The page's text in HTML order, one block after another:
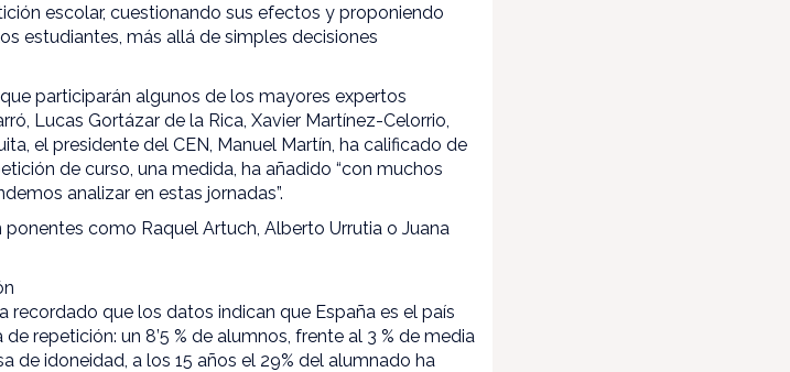
escolar, cuestionando sus efectos y proponiendo
estudiantes, más allá de simples decisiones
participarán algunos de los mayores expertos
Lucas Gortázar de la Rica, Xavier Martínez-Celorrio,
el presidente del CEN, Manuel Martín, ha calificado de
de curso, una medida, ha añadido “con muchos
analizar en estas jornadas”.
como Raquel Artuch, Alberto Urrutia o Juana
recordado que los datos indican que España es el país
repetición: un 8’5 % de alumnos, frente al 3 % de media
de idoneidad, a los 15 años el 29% del alumnado ha